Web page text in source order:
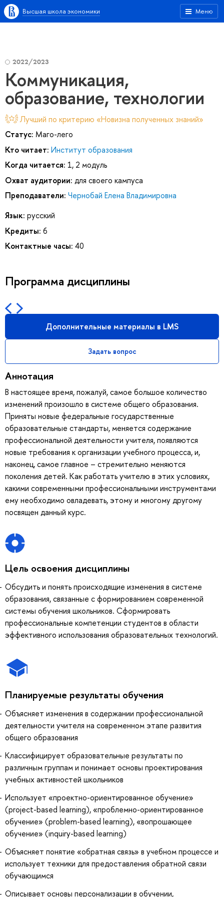
Меню
Высшая школа экономики
2022/2023
Коммуникация,
образование, технологии
Лучший по критерию «Новизна полученных знаний»
Статус: Маго-лего
Кто читает: Институт образования
Когда читается: 1, 2 модуль
Охват аудитории: для своего кампуса
Преподаватели: Чернобай Елена Владимировна
Язык: русский
Кредиты: 6
Контактные часы: 40
Программа дисциплины
Дополнительные материалы в LMS
Задать вопрос
Аннотация
В настоящее время, пожалуй, самое большое количество
изменений произошло в системе общего образования.
Приняты новые федеральные государственные
образовательные стандарты, меняется содержание
профессиональной деятельности учителя, появляются
новые требования к организации учебного процесса, и,
наконец, самое главное – стремительно меняются
поколения детей. Как работать учителю в этих условиях,
какими современными профессиональными инструментами
ему необходимо овладевать, этому и многому другому
посвящен данный курс.
Цель освоения дисциплины
Обсудить и понять происходящие изменения в системе
образования, связанные с формированием современной
системы обучения школьников. Сформировать
профессиональные компетенции студентов в области
эффективного использования образовательных технологий.
Планируемые результаты обучения
Объясняет изменения в содержании профессиональной
деятельности учителя на современном этапе развития
общего образования
Классифицирует образовательные результаты по
различным группам и понимает основы проектирования
учебных активностей школьников
Использует «проектно-ориентированное обучение»
(project-based learning), «проблемно-ориентированное
обучение» (problem-based learning), «вопрошающее
обучение» (inquiry-based learning)
Объясняет понятие «обратная связь» в учебном процессе и
использует техники для предоставления обратной связи
обучающимся
Описывает основы персонализации в обучении,